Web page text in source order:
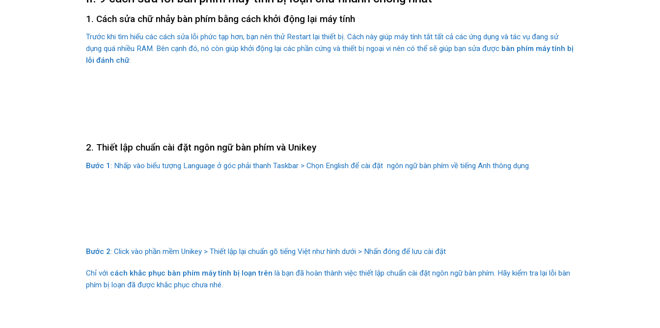
1. Cách sửa chữ nhảy bàn phím bằng cách khởi động lại máy tính
Trước khi tìm hiểu các cách sửa lỗi phức tạp hơn, bạn nên thử Restart lại thiết bị. Cách này giúp máy tính tắt tất cả các ứng dụng và tác vụ đang sử
dụng quá nhiều RAM. Bên cạnh đó, nó còn giúp khởi động lại các phần cứng và thiết bị ngoại vi nên có thể sẽ giúp bạn sửa được bàn phím máy tính bị
lỗi đánh chữ.
2. Thiết lập chuẩn cài đặt ngôn ngữ bàn phím và Unikey
Bước 1: Nhấp vào biểu tượng Language ở góc phải thanh Taskbar > Chọn English để cài đặt ngôn ngữ bàn phím về tiếng Anh thông dụng
Bước 2: Click vào phần mềm Unikey > Thiết lập lại chuẩn gõ tiếng Việt như hình dưới > Nhấn đóng để lưu cài đặt
Chỉ với cách khắc phục bàn phím máy tính bị loạn trên là bạn đã hoàn thành việc thiết lập chuẩn cài đặt ngôn ngữ bàn phím. Hãy kiểm tra lại lỗi bàn
phím bị loạn đã được khắc phục chưa nhé.